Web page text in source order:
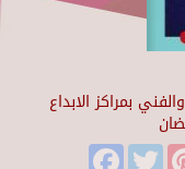
بمراكز الابداع
Facebook